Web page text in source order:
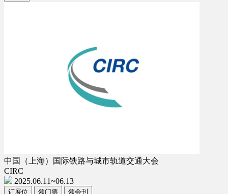
中国（上海）国际铁路与城市轨道交通大会
CIRC
2025.06.11~06.13
订展位 领门票 领会刊